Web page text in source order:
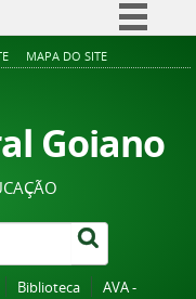
Simplifique!
à informação
Legislação
Canais
MAPA DO SITE
Goiano
Biblioteca
AVA -